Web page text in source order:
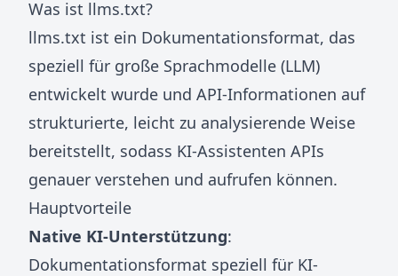
Was ist llms.txt?
llms.txt ist ein Dokumentationsformat, das
speziell für große Sprachmodelle (LLM)
entwickelt wurde und API-Informationen auf
strukturierte, leicht zu analysierende Weise
bereitstellt, sodass KI-Assistenten APIs
genauer verstehen und aufrufen können.
Hauptvorteile
Native KI-Unterstützung:
Dokumentationsformat speziell für KI-